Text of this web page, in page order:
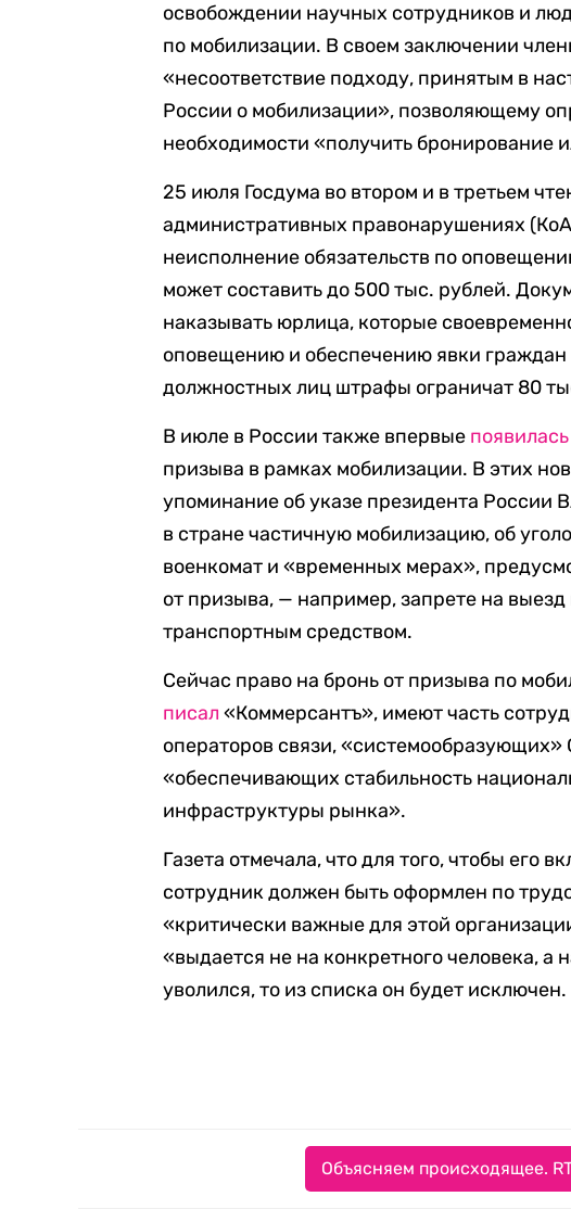
освобождении научных сотрудников и
по мобилизации. В своем заключении
«несоответствие подходу, принятым в
России о мобилизации», позволяющему
необходимости «получить бронирование
25 июля Госдума во втором и в третьем
административных правонарушениях
неисполнение обязательств по
может составить до 500 тыс. рублей.
наказывать юрлица, которые
оповещению и обеспечению явки
должностных лиц штрафы ограничат 80
В июле в России также впервые появилась
призыва в рамках мобилизации. В этих
упоминание об указе президента России
в стране частичную мобилизацию, об
военкомат и «временных мерах»,
от призыва, — например, запрете на
транспортным средством.
Сейчас право на бронь от призыва по
писал «Коммерсантъ», имеют часть
операторов связи,
«обеспечивающих стабильность
инфраструктуры рынка».
Газета отмечала, что для того, чтобы его
сотрудник должен быть оформлен по
«критически важные для этой
«выдается не на конкретного человека, а
уволился, то из списка он будет исключен.
Объясняем происходящее.